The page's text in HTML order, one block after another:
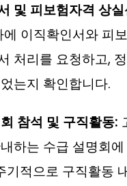
및 피보험자격 상
에 이직확인서와 피
처리를 요청하고,
는지 확인합니다.
참석 및 구직활동:
하는 수급 설명회
기적으로 구직활동